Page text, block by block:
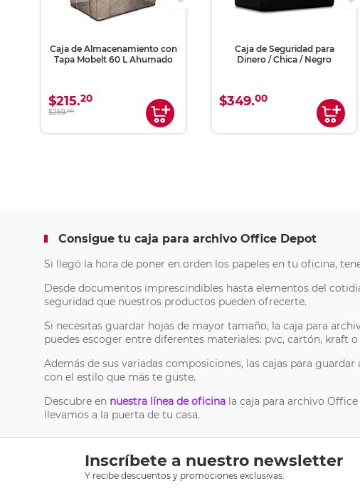
Caja de Almacenamiento con
Tapa Mobelt 60 L Ahumado
$215.20
$269.00
Caja de Seguridad para
Dinero / Chica / Negro
$349.00
Consigue tu caja para archivo Office Depot
Si llegó la hora de poner en orden los papeles en tu oficina,
Desde documentos imprescindibles hasta elementos del
seguridad que nuestros productos pueden ofrecerte.
Si necesitas guardar hojas de mayor tamaño, la caja para
puedes escoger entre diferentes materiales: pvc, cartón, kraft
Además de sus variadas composiciones, las cajas para
con el estilo que más te guste.
Descubre en nuestra línea de oficina la caja para archivo
llevamos a la puerta de tu casa.
Inscríbete a nuestro newsletter
Y recibe descuentos y promociones exclusivas.